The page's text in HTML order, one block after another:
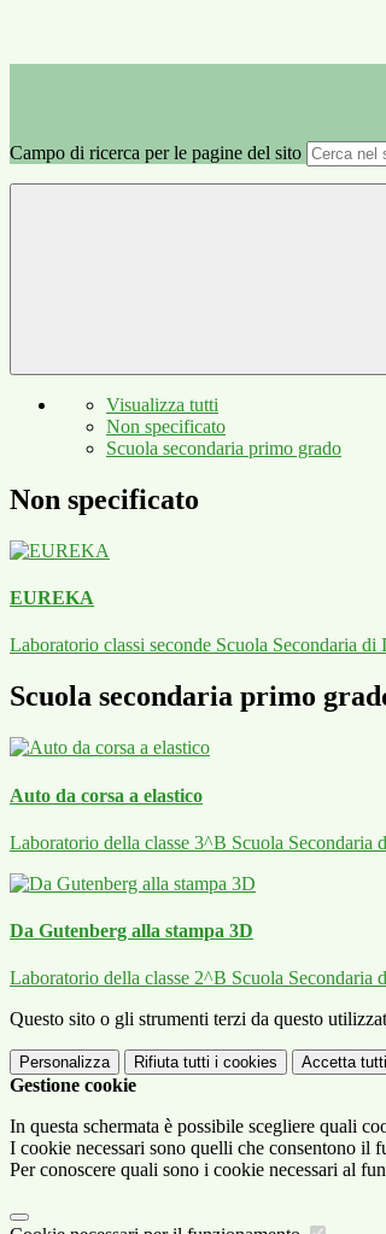
Campo di ricerca per le pagine del sito
Visualizza tutti
Non specificato
Scuola secondaria primo grado
Non specificato
EUREKA
Laboratorio classi seconde Scuola Secondaria di
Scuola secondaria primo
Auto da corsa a elastico
Laboratorio della classe 3^B Scuola Secondaria
Da Gutenberg alla stampa 3D
Laboratorio della classe 2^B Scuola Secondaria
Questo sito o gli strumenti terzi da questo
Personalizza Rifiuta tutti i cookies Accetta tutti
Gestione cookie
In questa schermata è possibile scegliere quali
I cookie necessari sono quelli che consentono il
Per conoscere quali sono i cookie necessari al